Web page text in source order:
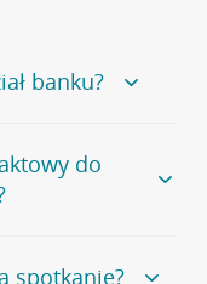
banku?
na
znajduje się
do
numeru
spotkanie?